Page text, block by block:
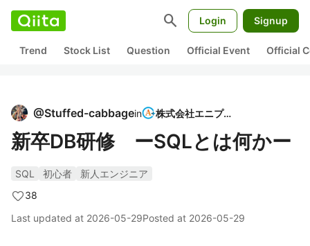
search Login Signup
Trend Stock List Question Official Event Official
@Stuffed-cabbagein 株式会社エニプラ
新卒DB研修 ーSQLとは何かー
SQL 初心者
新人エンジニア
38
Last updated at 2026-05-29Posted at 2026-05-29